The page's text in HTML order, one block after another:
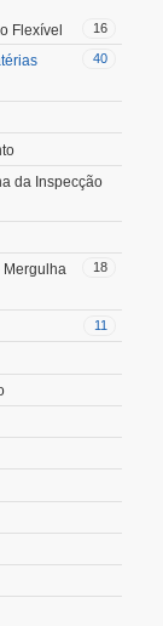
16
Flexível
40
da Inspecção
18
Mergulha
11